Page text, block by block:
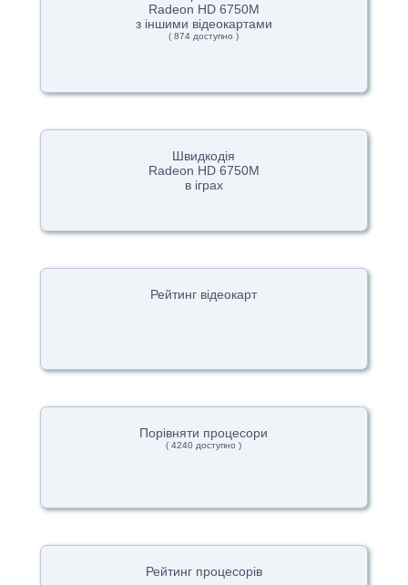
Radeon HD 6750M
з іншими відеокартами
( 874 доступно )
Швидкодія
Radeon HD 6750M
в іграх
Рейтинг відеокарт
Порівняти процесори
( 4240 доступно )
Рейтинг процесорів